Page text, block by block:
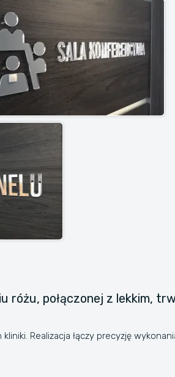
połączonej z lekkim,
Realizacja łączy precyzję